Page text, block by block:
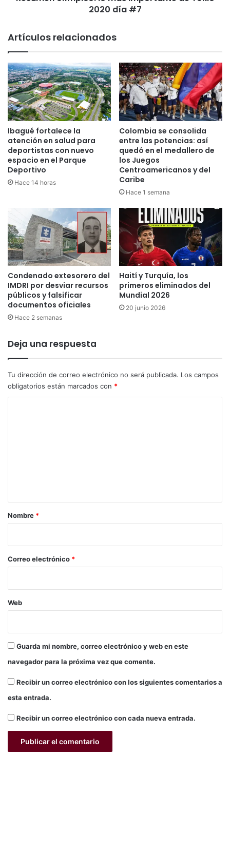
2020 día #7
Artículos relacionados
Ibagué fortalece la
atención en salud para
deportistas con nuevo
espacio en el Parque
Deportivo
Hace 14 horas
Colombia se consolida
entre las potencias: así
quedó en el medallero de
los Juegos
Centroamericanos y del
Caribe
Hace 1 semana
Condenado extesorero del
IMDRI por desviar recursos
públicos y falsificar
documentos oficiales
Hace 2 semanas
Haití y Turquía, los
primeros eliminados del
Mundial 2026
20 junio 2026
Deja una respuesta
Tu dirección de correo electrónico no será publicada. Los campos
obligatorios están marcados con *
r
*
Nombre *
Correo electrónico *
Web
Guarda mi nombre, correo electrónico y web en este
navegador para la próxima vez que comente.
Recibir un correo electrónico con los siguientes comentarios a
esta entrada.
Recibir un correo electrónico con cada nueva entrada.